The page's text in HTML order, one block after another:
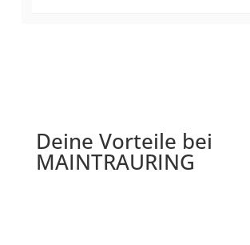
Deine Vorteile bei
MAINTRAURING